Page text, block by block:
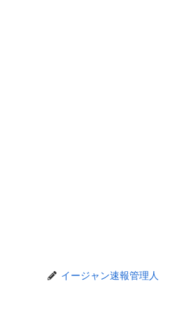
イージャン速報管理人